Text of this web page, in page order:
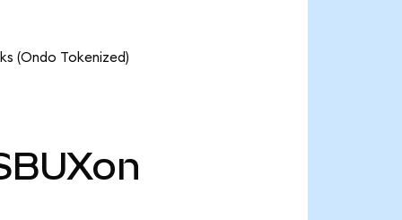
(Ondo Tokenized)